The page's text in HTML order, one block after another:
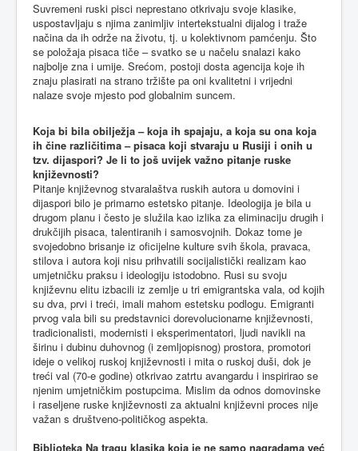
Suvremeni ruski pisci neprestano otkrivaju svoje klasike,
uspostavljaju s njima zanimljiv intertekstualni dijalog i traže
načina da ih održe na životu, tj. u kolektivnom pamćenju. Što
se položaja pisaca tiče – svatko se u načelu snalazi kako
najbolje zna i umije. Srećom, postoji dosta agencija koje ih
znaju plasirati na strano tržište pa oni kvalitetni i vrijedni
nalaze svoje mjesto pod globalnim suncem.
Koja bi bila obilježja – koja ih spajaju, a koja su ona koja
ih čine različitima – pisaca koji stvaraju u Rusiji i onih u
tzv. dijaspori? Je li to još uvijek važno pitanje ruske
književnosti?
Pitanje književnog stvaralaštva ruskih autora u domovini i
dijaspori bilo je primarno estetsko pitanje. Ideologija je bila u
drugom planu i često je služila kao izlika za eliminaciju drugih i
drukčijih pisaca, talentiranih i samosvojnih. Dokaz tome je
svojedobno brisanje iz oficijelne kulture svih škola, pravaca,
stilova i autora koji nisu prihvatili socijalistički realizam kao
umjetničku praksu i ideologiju istodobno. Rusi su svoju
književnu elitu izbacili iz zemlje u tri emigrantska vala, od kojih
su dva, prvi i treći, imali mahom estetsku podlogu. Emigranti
prvog vala bili su predstavnici dorevolucionarne književnosti,
tradicionalisti, modernisti i eksperimentatori, ljudi navikli na
širinu i dubinu duhovnog (i zemljopisnog) prostora, promotori
ideje o velikoj ruskoj književnosti i mita o ruskoj duši, dok je
treći val (70-e godine) otkrivao zatrtu avangardu i inspirirao se
njenim umjetničkim postupcima. Mislim da odnos domovinske
i raseljene ruske književnosti za aktualni književni proces nije
važan s društveno-političkog aspekta.
Biblioteka Na tragu klasika koja je ne samo nagradama već